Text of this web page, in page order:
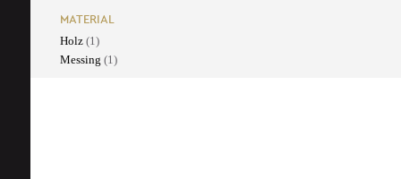
MATERIAL
Holz (1)
Messing (1)